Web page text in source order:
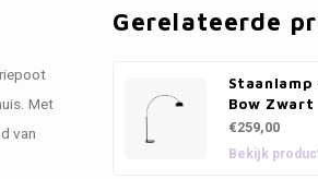
Met
van
Gerelateerde
Staanlamp
Bow Zwart
€259,00
Bekijk